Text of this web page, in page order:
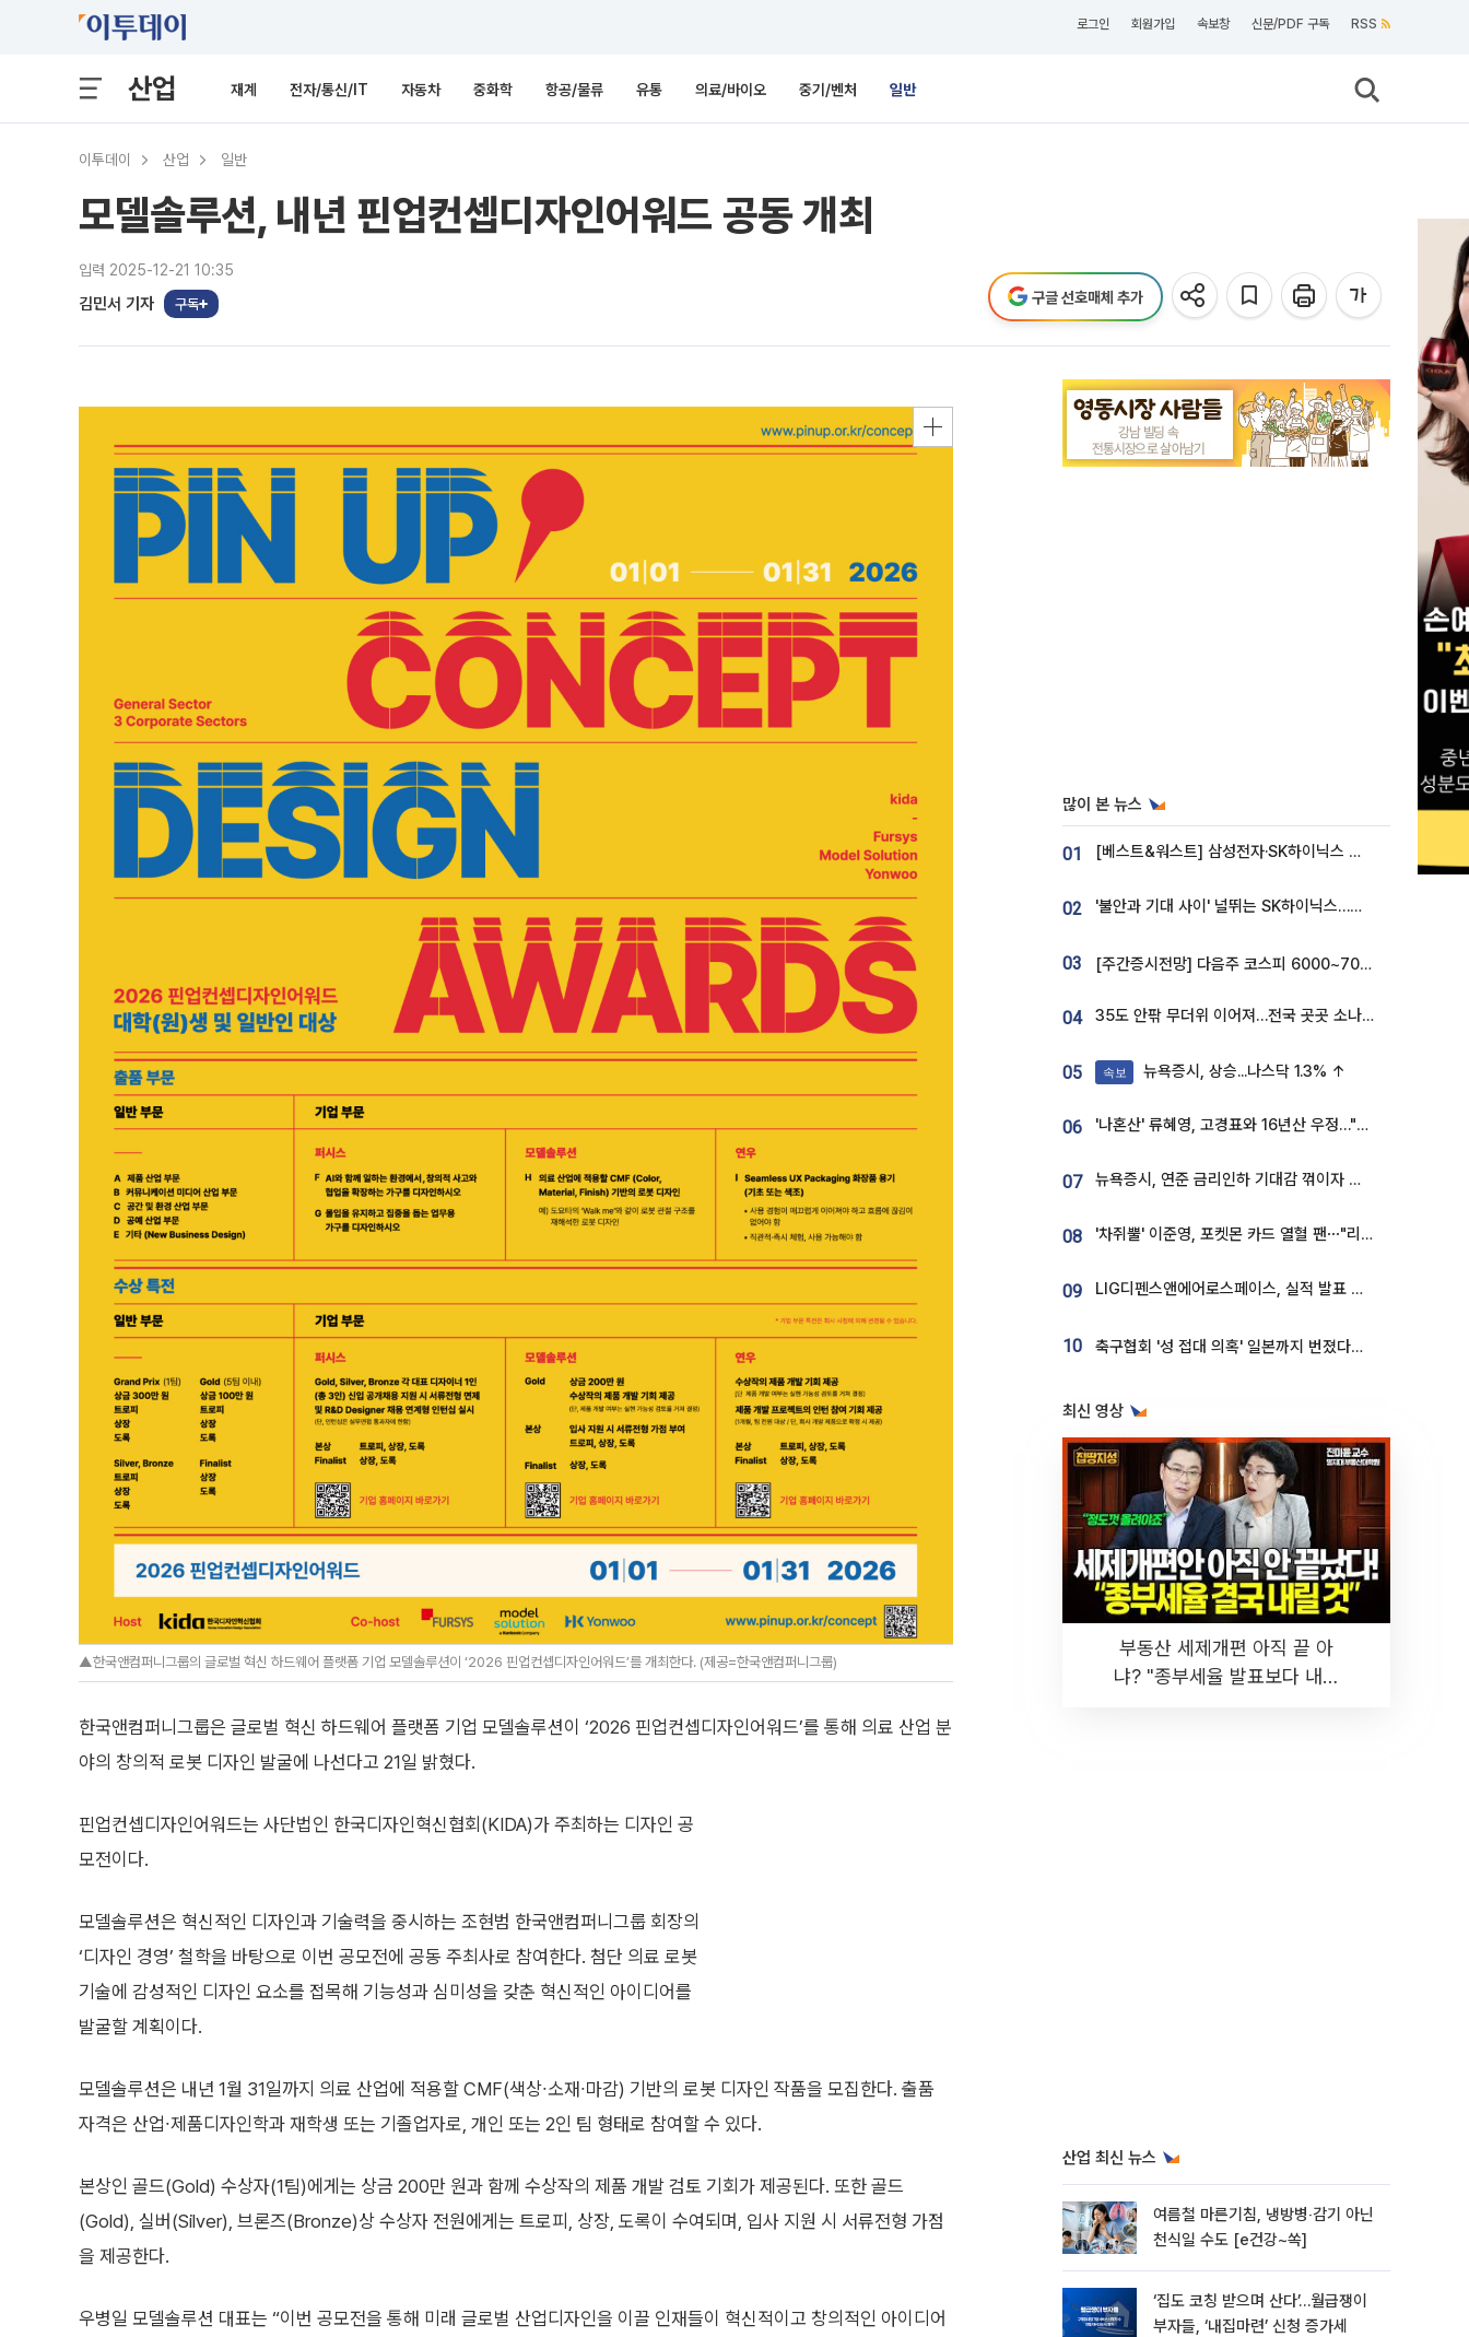
로그인 회원가입 속보창 신문/PDF 구독 RSS
산업 재계 전자/통신/IT 자동차 중화학 항공/물류 유통 의료/바이오 중기/벤처 일반
이투데이 산업 일반
모델솔루션, 내년 핀업컨셉디자인어워드 공동 개최
입력 2025-12-21 10:35
김민서 기자 구독 구글 선호매체 추가
▲한국앤컴퍼니그룹의 글로벌 혁신 하드웨어 플랫폼 기업 모델솔루션이 ‘2026 핀업컨셉디자인어워드’를 개최한다. (제공=한국앤컴퍼니그룹)
한국앤컴퍼니그룹은 글로벌 혁신 하드웨어 플랫폼 기업 모델솔루션이 ‘2026 핀업컨셉디자인어워드’를 통해 의료 산업 분
야의 창의적 로봇 디자인 발굴에 나선다고 21일 밝혔다.
핀업컨셉디자인어워드는 사단법인 한국디자인혁신협회(KIDA)가 주최하는 디자인 공
모전이다.
모델솔루션은 혁신적인 디자인과 기술력을 중시하는 조현범 한국앤컴퍼니그룹 회장의
‘디자인 경영’ 철학을 바탕으로 이번 공모전에 공동 주최사로 참여한다. 첨단 의료 로봇
기술에 감성적인 디자인 요소를 접목해 기능성과 심미성을 갖춘 혁신적인 아이디어를
발굴할 계획이다.
모델솔루션은 내년 1월 31일까지 의료 산업에 적용할 CMF(색상∙소재∙마감) 기반의 로봇 디자인 작품을 모집한다. 출품
자격은 산업∙제품디자인학과 재학생 또는 기졸업자로, 개인 또는 2인 팀 형태로 참여할 수 있다.
본상인 골드(Gold) 수상자(1팀)에게는 상금 200만 원과 함께 수상작의 제품 개발 검토 기회가 제공된다. 또한 골드
(Gold), 실버(Silver), 브론즈(Bronze)상 수상자 전원에게는 트로피, 상장, 도록이 수여되며, 입사 지원 시 서류전형 가점
을 제공한다.
우병일 모델솔루션 대표는 “이번 공모전을 통해 미래 글로벌 산업디자인을 이끌 인재들이 혁신적이고 창의적인 아이디어
많이 본 뉴스
01 [베스트&워스트] 삼성전자·SK하이닉스 밀린 한 주…상상인증권은 85% 급등
02 '불안과 기대 사이' 널뛰는 SK하이닉스…증권가 "HBM4·LTA 기반 펀터멘털 견고"
03 [주간증시전망] 다음주 코스피 6000~7000⋯“外人 수급은 정책이 변수”
04 35도 안팎 무더위 이어져…전국 곳곳 소나기 [오늘 날씨]
05 속보 뉴욕증시, 상승...나스닥 1.3% ↑
06 '나혼산' 류혜영, 고경표와 16년산 우정…"자취방서 부모님과 마주쳐"
07 뉴욕증시, 연준 금리인하 기대감 꺾이자 상승...S&P500 사상 최고치 [종합]
08 '차쥐뿔' 이준영, 포켓몬 카드 열혈 팬⋯"리셀러 처단할 것"
09 LIG디펜스앤에어로스페이스, 실적 발표 후 급락→반등⋯증권가 “28년까지 튼튼”
10 축구협회 '성 접대 의혹' 일본까지 번졌다…日 심판 실명 공개
최신 영상
부동산 세제개편 아직 끝 아
냐? "종부세율 발표보다 내릴
산업 최신 뉴스
여름철 마른기침, 냉방병‧감기 아닌
천식일 수도 [e건강~쏙]
‘집도 코칭 받으며 산다’…월급쟁이
부자들, ‘내집마련’ 신청 증가세